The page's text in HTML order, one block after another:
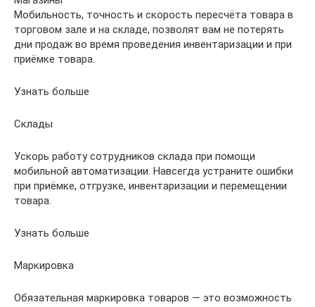
Мобильность, точность и скорость пересчёта товара в
торговом зале и на складе, позволят вам не потерять
дни продаж во время проведения инвентаризации и при
приёмке товара.
Узнать больше
Склады
Ускорь работу сотрудников склада при помощи
мобильной автоматизации. Навсегда устраните ошибки
при приёмке, отгрузке, инвентаризации и перемещении
товара.
Узнать больше
Маркировка
Обязательная маркировка товаров — это возможность